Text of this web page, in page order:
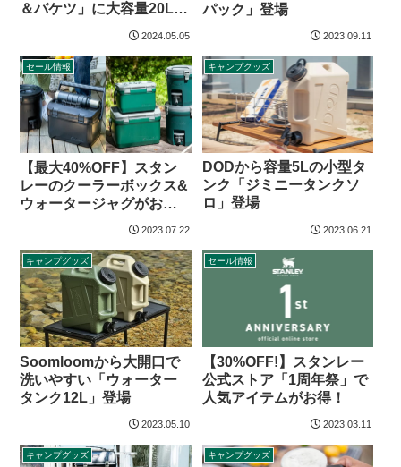
＆バケツ」に大容量20Lモ
2024.05.05
パック」登場
2023.09.11
セール情報
【最大40%OFF】スタン
レーのクーラーボックス&
ウォータージャグがお得
2023.07.22
キャンプグッズ
DODから容量5Lの小型タ
ンク「ジミニータンクソ
ロ」登場
2023.06.21
キャンプグッズ
Soomloomから大開口で
洗いやすい「ウォーター
タンク12L」登場
2023.05.10
セール情報
【30%OFF!】スタンレー
公式ストア「1周年祭」で
人気アイテムがお得！
2023.03.11
キャンプグッズ キャンプグッズ